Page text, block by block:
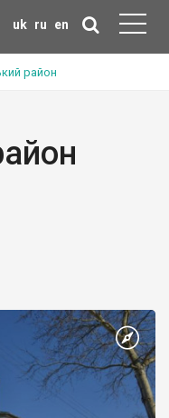
uk ru en
район